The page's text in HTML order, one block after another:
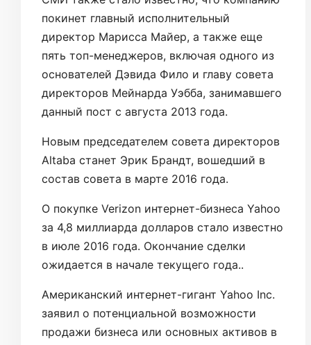
покинет главный исполнительный
директор Марисса Майер, а также еще
пять топ-менеджеров, включая одного из
основателей Дэвида Фило и главу совета
директоров Мейнарда Уэбба, занимавшего
данный пост с августа 2013 года.
Новым председателем совета директоров
Altaba станет Эрик Брандт, вошедший в
состав совета в марте 2016 года.
О покупке Verizon интернет-бизнеса Yahoo
за 4,8 миллиарда долларов стало известно
в июле 2016 года. Окончание сделки
ожидается в начале текущего года..
Американский интернет-гигант Yahoo Inc.
заявил о потенциальной возможности
продажи бизнеса или основных активов в